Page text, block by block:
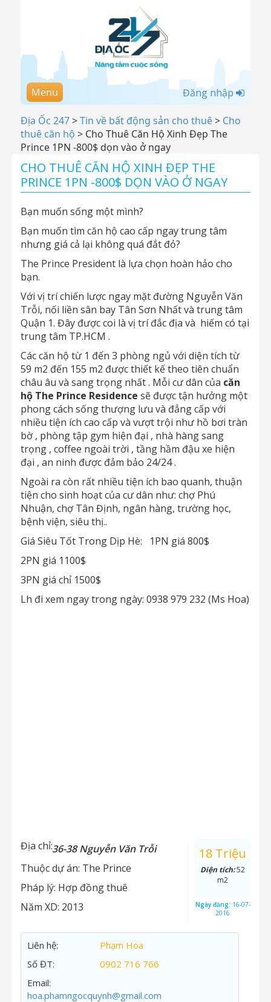
Menu Đăng nhập
Địa Ốc 247>Tin về bất động sản cho thuê> Cho
thuê căn hộ > Cho Thuê Căn Hộ Xinh Đẹp The
Prince 1PN -800$ dọn vào ở ngay
CHO THUÊ CĂN HỘ XINH ĐẸP THE
PRINCE 1PN -800$ DỌN VÀO Ở NGAY
Bạn muốn sống một mình?
Bạn muốn tìm căn hộ cao cấp ngay trung tâm
nhưng giá cả lại không quá đắt đỏ?
The Prince President là lựa chọn hoàn hảo cho
bạn.
Với vị trí chiến lược ngay mặt đường Nguyễn Văn
Trỗi, nối liền sân bay Tân Sơn Nhất và trung tâm
Quận 1. Đây được coi là vị trí đắc địa và hiếm có tại
trung tâm TP.HCM .
Các căn hộ từ 1 đến 3 phòng ngủ với diện tích từ
59 m2 đến 155 m2 được thiết kế theo tiên chuẩn
châu âu và sang trọng nhất . Mỗi cư dân của căn
hộ The Prince Residence sẽ được tận hưởng một
phong cách sống thượng lưu và đẳng cấp với
nhiều tiện ích cao cấp và vượt trội như hồ bơi tràn
bờ , phòng tập gym hiện đại , nhà hàng sang
trọng , coffee ngoài trời , tầng hầm đậu xe hiện
đại , an ninh được đảm bảo 24/24 .
Ngoài ra còn rất nhiều tiện ích bao quanh, thuận
tiện cho sinh hoạt của cư dân như: chợ Phú
Nhuận, chợ Tân Định, ngân hàng, trường học,
bệnh viện, siêu thị..
Giá Siêu Tốt Trong Dịp Hè: 1PN giá 800$
2PN giá 1100$
3PN giá chỉ 1500$
Lh đi xem ngay trong ngày: 0938 979 232 (Ms Hoa)
Địa chỉ:36-38 Nguyễn Văn Trỗi
Thuộc dự án: The Prince
Pháp lý: Hợp đồng thuê
Năm XD: 2013
18 Triệu
Diện tích:52
m2
Ngày đăng: 16-07-
2016
Liên hệ:
Phạm Hoa
Số ĐT:
0902 716 766
Email:
hoa.phamngocquynh@gmail.com